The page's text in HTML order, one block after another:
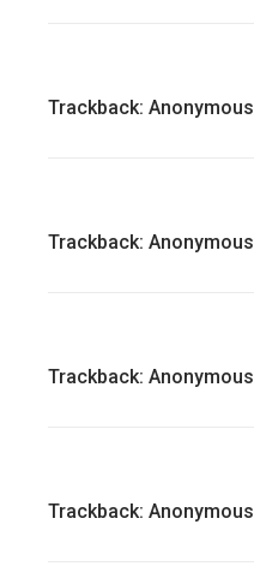
Trackback:Anonymous
Trackback:Anonymous
Trackback:Anonymous
Trackback:Anonymous